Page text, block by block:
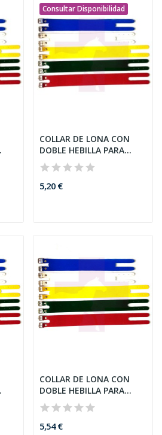
Consultar Disponibilidad
COLLAR DE LONA CON
DOBLE HEBILLA PARA
CABRAS,...
5,20 €
COLLAR DE LONA CON
DOBLE HEBILLA PARA
CABRAS,...
5,54 €